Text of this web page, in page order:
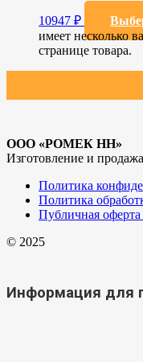
10947 ₽
имеет несколько
странице товара.
ООО «РОМЕК НН»
Изготовление и
Политика
Политика
Публичная оферта
© 2025
Информация для